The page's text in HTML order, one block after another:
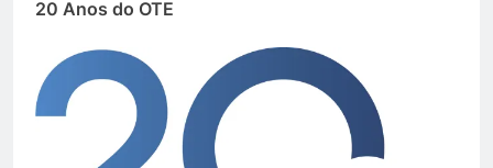
20 Anos do OTE